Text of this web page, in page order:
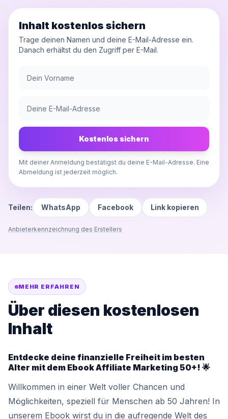
Inhalt kostenlos sichern
Trage deinen Namen und deine E-Mail-Adresse ein.
Danach erhältst du den Zugriff per E-Mail.
Kostenlos sichern
Mit deiner Anmeldung bestätigst du deine E-Mail-Adresse. Eine
Abmeldung ist jederzeit möglich.
Teilen: WhatsApp Facebook Link kopieren
Anbieterkennzeichnung des Erstellers
MEHR ERFAHREN
Über diesen kostenlosen
Inhalt
Entdecke deine finanzielle Freiheit im besten
Alter mit dem Ebook Affiliate Marketing 50+! 🌟
Willkommen in einer Welt voller Chancen und
Möglichkeiten, speziell für Menschen ab 50 Jahren! In
unserem Ebook wirst du in die aufregende Welt des